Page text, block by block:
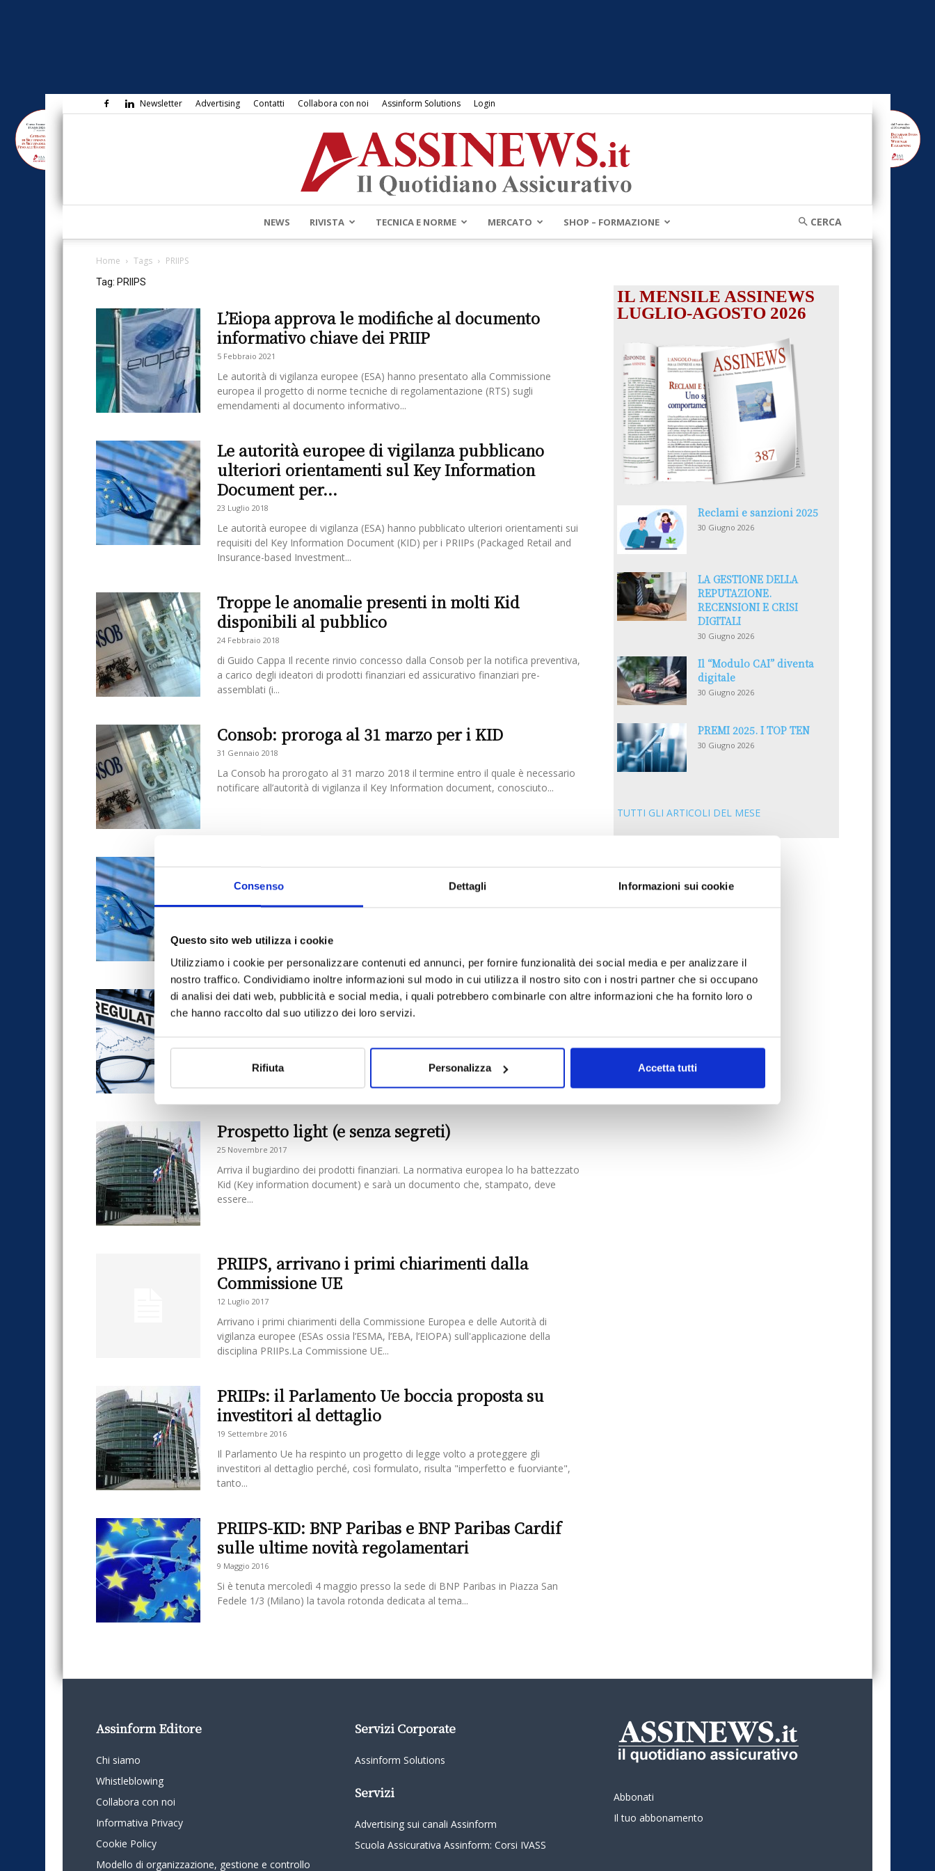
Consenso Dettagli Informazioni sui cookie
Questo sito web utilizza i cookie
Utilizziamo i cookie per personalizzare contenuti ed annunci, per fornire funzionalità dei social media e per analizzare il
nostro traffico. Condividiamo inoltre informazioni sul modo in cui utilizza il nostro sito con i nostri partner che si occupano
di analisi dei dati web, pubblicità e social media, i quali potrebbero combinarle con altre informazioni che ha fornito loro o
che hanno raccolto dal suo utilizzo dei loro servizi.
Rifiuta Personalizza Accetta tutti
Newsletter Advertising Contatti Collabora con noi Assinform Solutions Login
Assinews.it
NEWS RIVISTA TECNICA E NORME MERCATO SHOP – FORMAZIONE
Home Tags PRIIPS
Tag: PRIIPS
L’Eiopa approva le modifiche al documento
informativo chiave dei PRIIP
5 Febbraio 2021
Le autorità di vigilanza europee (ESA) hanno presentato alla Commissione
europea il progetto di norme tecniche di regolamentazione (RTS) sugli
emendamenti al documento informativo...
Le autorità europee di vigilanza pubblicano
ulteriori orientamenti sul Key Information
Document per...
23 Luglio 2018
Le autorità europee di vigilanza (ESA) hanno pubblicato ulteriori orientamenti sui
requisiti del Key Information Document (KID) per i PRIIPs (Packaged Retail and
Insurance-based Investment...
Troppe le anomalie presenti in molti Kid
disponibili al pubblico
24 Febbraio 2018
di Guido Cappa Il recente rinvio concesso dalla Consob per la notifica preventiva,
a carico degli ideatori di prodotti finanziari ed assicurativo finanziari pre-
assemblati (i...
Consob: proroga al 31 marzo per i KID
31 Gennaio 2018
La Consob ha prorogato al 31 marzo 2018 il termine entro il quale è necessario
notificare all’autorità di vigilanza il Key Information document, conosciuto...
PRIIPs: Key Information Documents
12 Dicembre 2017
NORMATIVAAutore: Guido Cappa ASSINEWS 292 – dicembre 2017A partire da
investimento entrerà definitivamente nel sistema...
Priip, investitore catturato o intermediario in
trappola?
2 Dicembre 2017
sigla, dalla fonetica rumorosa e quasi irriverente: Priip. Salutata come la
soluzione dell’irrisolto...
Prospetto light (e senza segreti)
25 Novembre 2017
Arriva il bugiardino dei prodotti finanziari. La normativa europea lo ha battezzato
Kid (Key information document) e sarà un documento che, stampato, deve
essere...
PRIIPS, arrivano i primi chiarimenti dalla
Commissione UE
12 Luglio 2017
Arrivano i primi chiarimenti della Commissione Europea e delle Autorità di
vigilanza europee (ESAs ossia l’ESMA, l’EBA, l’EIOPA) sull'applicazione della
disciplina PRIIPs.La Commissione UE...
PRIIPs: il Parlamento Ue boccia proposta su
investitori al dettaglio
19 Settembre 2016
Il Parlamento Ue ha respinto un progetto di legge volto a proteggere gli
investitori al dettaglio perché, così formulato, risulta "imperfetto e fuorviante",
tanto...
PRIIPS-KID: BNP Paribas e BNP Paribas Cardif
sulle ultime novità regolamentari
9 Maggio 2016
Si è tenuta mercoledì 4 maggio presso la sede di BNP Paribas in Piazza San
Fedele 1/3 (Milano) la tavola rotonda dedicata al tema...
IL MENSILE ASSINEWS
LUGLIO-AGOSTO 2026
Reclami e sanzioni 2025
30 Giugno 2026
LA GESTIONE DELLA
REPUTAZIONE.
RECENSIONI E CRISI
DIGITALI
30 Giugno 2026
Il “Modulo CAI” diventa
digitale
30 Giugno 2026
PREMI 2025. I TOP TEN
30 Giugno 2026
TUTTI GLI ARTICOLI DEL MESE
Assinform Editore
Chi siamo
Whistleblowing
Collabora con noi
Informativa Privacy
Cookie Policy
Modello di organizzazione, gestione e controllo
Servizi Corporate
Assinform Solutions
Servizi
Advertising sui canali Assinform
Scuola Assicurativa Assinform: Corsi IVASS
Abbonati
Il tuo abbonamento